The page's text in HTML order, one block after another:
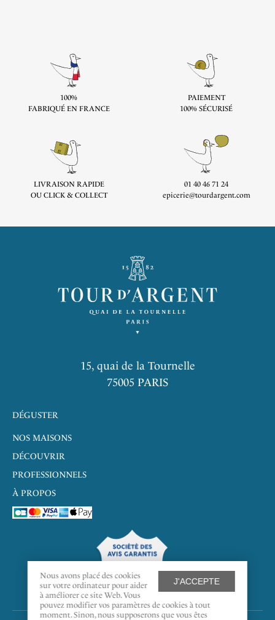
J'ACCEPTE
Nous avons placé des cookies
sur votre ordinateur pour aider
à améliorer ce site Web. Vous
pouvez modifier vos paramètres de cookies à tout
moment. Sinon, nous supposerons que vous êtes
100%
FABRIQUÉ EN FRANCE
PAIEMENT
100% SÉCURISÉ
LIVRAISON RAPIDE
OU CLICK & COLLECT
01 40 46 71 24
epicerie@tourdargent.com
DÉGUSTER
15, quai de la Tournelle
75005 PARIS
NOS MAISONS
DÉCOUVRIR
PROFESSIONNELS
À PROPOS
9.7/10
388 AVIS